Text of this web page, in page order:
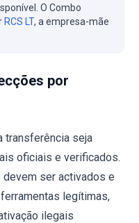
O Combo
RCS LT, a empresa-mãe
por
transferência seja
oficiais e verificados.
ser activados e
legítimas,
ilegais